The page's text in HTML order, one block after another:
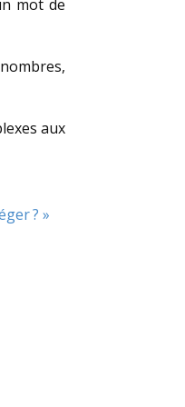
mot de
aux
? »